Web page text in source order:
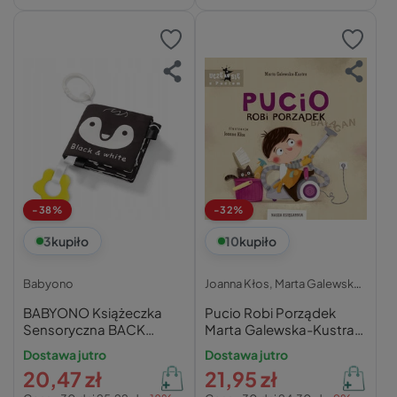
-38%
3kupiło
Babyono
BABYONO Książeczka
Sensoryczna BACK
WHITE 0M+ 542
Dostawa jutro
20,47 zł
-32%
10kupiło
Joanna Kłos, Marta Galewska-Kustra,
Pucio Robi Porządek
Marta Galewska-Kustra
0+ Nasza Księgarnia
Dostawa jutro
21,95 zł